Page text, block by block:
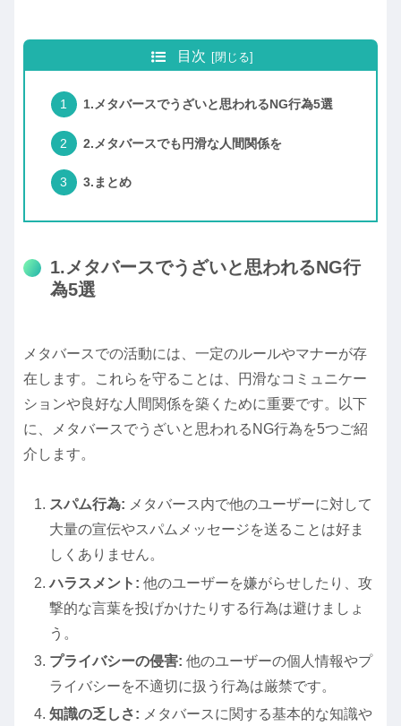
目次
1.メタバースでうざいと思われるNG行為5選
2.メタバースでも円滑な人間関係を
3.まとめ
1.メタバースでうざいと思われるNG行
為5選
メタバースでの活動には、一定のルールやマナーが存
在します。これらを守ることは、円滑なコミュニケー
ションや良好な人間関係を築くために重要です。以下
に、メタバースでうざいと思われるNG行為を5つご紹
介します。
スパム行為: メタバース内で他のユーザーに対して
大量の宣伝やスパムメッセージを送ることは好ま
しくありません。
ハラスメント: 他のユーザーを嫌がらせしたり、攻
撃的な言葉を投げかけたりする行為は避けましょ
う。
プライバシーの侵害: 他のユーザーの個人情報やプ
ライバシーを不適切に扱う行為は厳禁です。
知識の乏しさ: メタバースに関する基本的な知識や